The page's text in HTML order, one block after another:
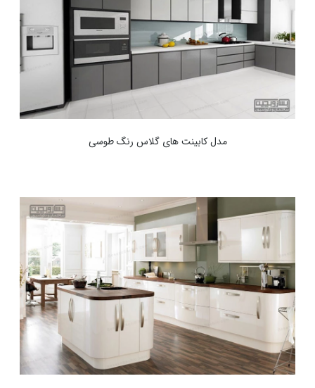
مدل کابینت های گلاس رنگ طوسی